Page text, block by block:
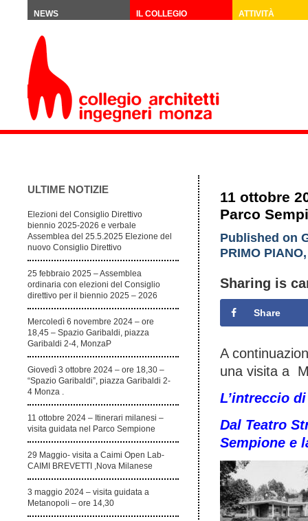
NEWS IL COLLEGIO ATTIVITÀ
ULTIME NOTIZIE
Elezioni del Consiglio Direttivo
biennio 2025-2026 e verbale
Assemblea del 25.5.2025 Elezione del
nuovo Consiglio Direttivo
25 febbraio 2025 – Assemblea
ordinaria con elezioni del Consiglio
direttivo per il biennio 2025 – 2026
Mercoledì 6 novembre 2024 – ore
18,45 – Spazio Garibaldi, piazza
Garibaldi 2-4, MonzaP
Giovedì 3 ottobre 2024 – ore 18,30 –
“Spazio Garibaldi”, piazza Garibaldi 2-
4 Monza .
11 ottobre 2024 – Itinerari milanesi –
visita guidata nel Parco Sempione
29 Maggio- visita a Caimi Open Lab-
CAIMI BREVETTI ,Nova Milanese
3 maggio 2024 – visita guidata a
Metanopoli – ore 14,30
11 ottobre
Parco
Published on
PRIMO PIANO
Sharing is
Share
A
una visita a
L’intreccio
Dal Teatro
Sempione e